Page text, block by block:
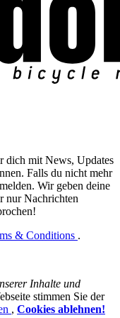
dich mit News, Updates
Falls du nicht mehr
Wir geben deine
nur Nachrichten
& Conditions .
Inhalte und
stimmen Sie der
, Cookies ablehnen!